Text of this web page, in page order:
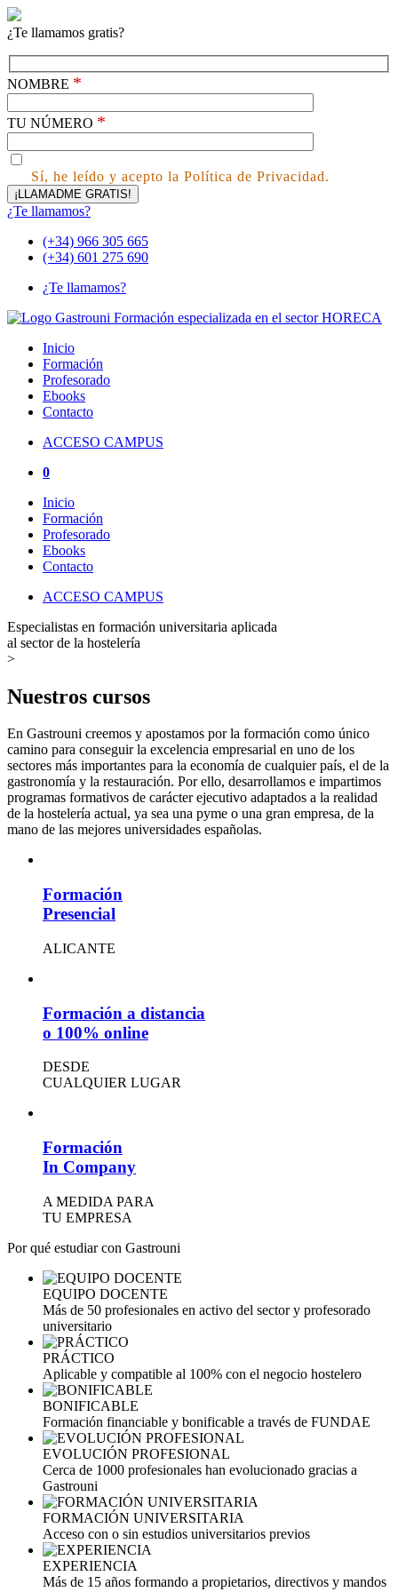
¿Te llamamos gratis?
NOMBRE *
TU NÚMERO *
Sí, he leído y acepto la Política de Privacidad.
¿Te llamamos?
(+34) 966 305 665
(+34) 601 275 690
¿Te llamamos?
Inicio
Formación
Profesorado
Ebooks
Contacto
ACCESO CAMPUS
0
Inicio
Formación
Profesorado
Ebooks
Contacto
ACCESO CAMPUS
Especialistas en formación universitaria aplicada
al sector de la hostelería
>
Nuestros cursos
En Gastrouni creemos y apostamos por la formación como único
camino para conseguir la excelencia empresarial en uno de los
sectores más importantes para la economía de cualquier país, el de la
gastronomía y la restauración. Por ello, desarrollamos e impartimos
programas formativos de carácter ejecutivo adaptados a la realidad
de la hostelería actual, ya sea una pyme o una gran empresa, de la
mano de las mejores universidades españolas.
Formación
Presencial
ALICANTE
Formación a distancia
o 100% online
DESDE
CUALQUIER LUGAR
Formación
In Company
A MEDIDA PARA
TU EMPRESA
Por qué estudiar con Gastrouni
EQUIPO DOCENTE
Más de 50 profesionales en activo del sector y profesorado
universitario
PRÁCTICO
Aplicable y compatible al 100% con el negocio hostelero
BONIFICABLE
Formación financiable y bonificable a través de FUNDAE
EVOLUCIÓN PROFESIONAL
Cerca de 1000 profesionales han evolucionado gracias a
Gastrouni
FORMACIÓN UNIVERSITARIA
Acceso con o sin estudios universitarios previos
EXPERIENCIA
Más de 15 años formando a propietarios, directivos y mandos